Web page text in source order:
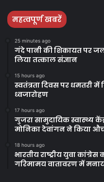
महत्वपूर्ण खबरें
25 minutes ago
गंदे पानी की शिकायत पर
लिया तत्काल संज्ञान
15 hours ago
स्वतंत्रता दिवस पर धमतरी
ध्वजारोहण
17 hours ago
गुजरा सामुदायिक स्वास्थ्य
मोनिका देवांगन ने किया
18 hours ago
भारतीय राष्ट्रीय युवा
गरिमामय वातावरण में